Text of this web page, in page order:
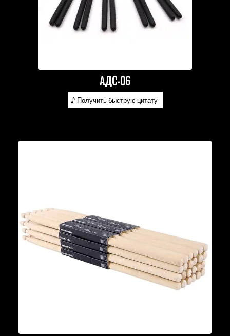
АДС-06
Получить быструю цитату